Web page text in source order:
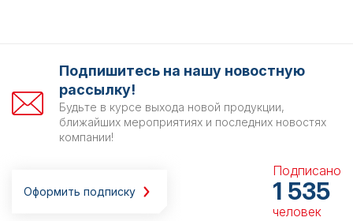
Подпишитесь на нашу новостную
рассылку!
Будьте в курсе выхода новой продукции,
ближайших мероприятиях и последних новостях
компании!
Оформить подписку
Подписано
1 535
человек